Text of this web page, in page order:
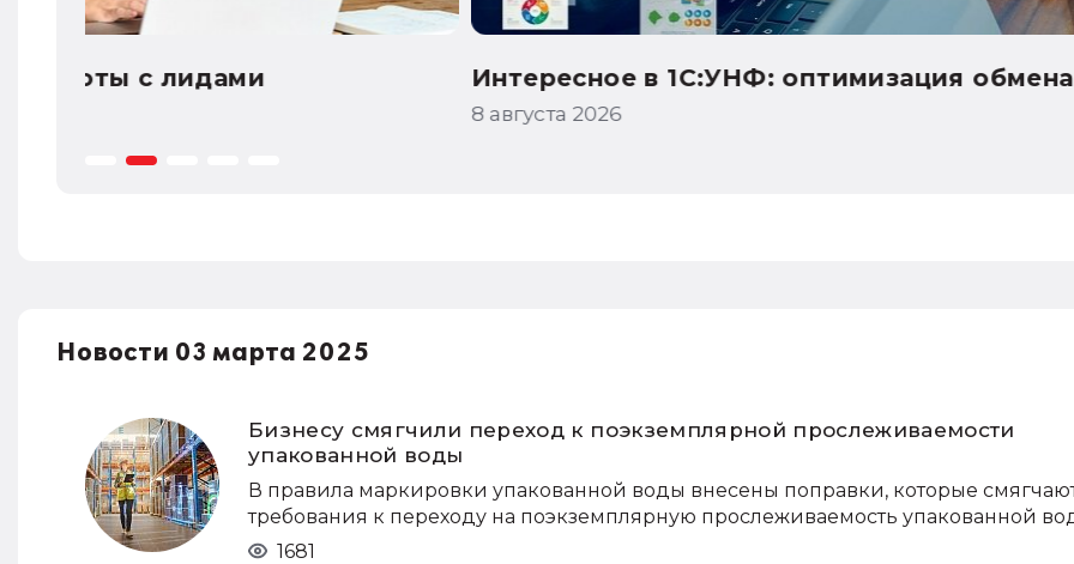
Интересное в 1С:УНФ: оптимизация обмена с интернет-магазинами
Новости 03 марта 2025
Бизнесу смягчили переход к поэкземплярной прослеживаемости
упакованной воды
В правила маркировки упакованной воды внесены поправки, которые
требования к переходу на поэкземплярную прослеживаемость упакованной
1681